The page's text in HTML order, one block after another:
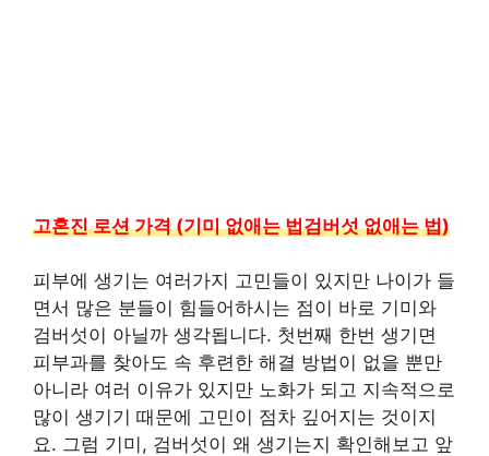
고혼진 로션 가격 (기미 없애는 법검버섯 없애는 법)
피부에 생기는 여러가지 고민들이 있지만 나이가 들
면서 많은 분들이 힘들어하시는 점이 바로 기미와
검버섯이 아닐까 생각됩니다. 첫번째 한번 생기면
피부과를 찾아도 속 후련한 해결 방법이 없을 뿐만
아니라 여러 이유가 있지만 노화가 되고 지속적으로
많이 생기기 때문에 고민이 점차 깊어지는 것이지
요. 그럼 기미, 검버섯이 왜 생기는지 확인해보고 앞